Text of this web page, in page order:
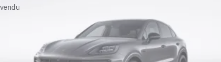
vendu